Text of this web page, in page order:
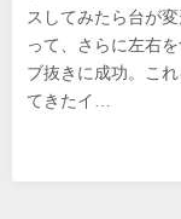
スしてみたら台が
って、さらに左右
ブ抜きに成功。こ
てきたイ…